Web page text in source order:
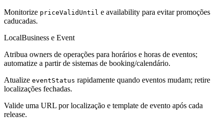
Monitorize priceValidUntil e availability para evitar promoções
caducadas.
LocalBusiness e Event
Atribua owners de operações para horários e horas de eventos;
automatize a partir de sistemas de booking/calendário.
Atualize eventStatus rapidamente quando eventos mudam; retire
localizações fechadas.
Valide uma URL por localização e template de evento após cada
release.